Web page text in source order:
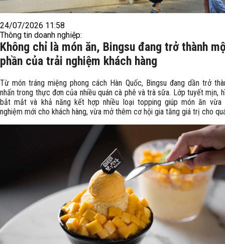
24/07/2026 11:58
Thông tin doanh nghiệp:
Không chỉ là món ăn, Bingsu đang trở thành
phần của trải nghiệm khách hàng
Từ món tráng miệng phong cách Hàn Quốc, Bingsu đang dần trở
nhấn trong thực đơn của nhiều quán cà phê và trà sữa. Lớp tuyết mịn,
bắt mắt và khả năng kết hợp nhiều loại topping giúp món ăn
nghiệm mới cho khách hàng, vừa mở thêm cơ hội gia tăng giá trị cho